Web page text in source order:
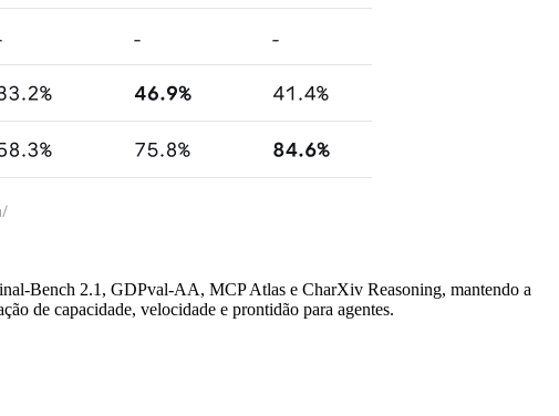
Bench 2.1, GDPval-AA, MCP Atlas e CharXiv Reasoning, mantendo a
de capacidade, velocidade e prontidão para agentes.